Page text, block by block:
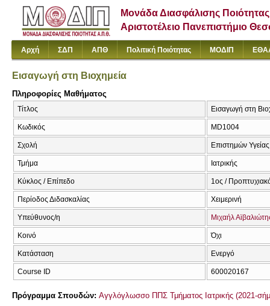
Μονάδα Διασφάλισης Ποιότητας
Αριστοτέλειο Πανεπιστήμιο
Αρχή ΣΔΠ ΑΠΘ Πολιτική Ποιότητας ΜΟΔΙΠ
Εισαγωγή στη Βιοχημεία
Πληροφορίες Μαθήματος
Τίτλος Εισαγωγή στη
Κωδικός MD1004
Σχολή Επιστημών Υγείας
Τμήμα Ιατρικής
Κύκλος / Επίπεδο 1ος /
Περίοδος Διδασκαλίας Χειμερινή
Υπεύθυνος/η Μιχαήλ
Κοινό Όχι
Κατάσταση Ενεργό
Course ID 600020167
Πρόγραμμα Σπουδών: Αγγλόγλωσσο ΠΠΣ Τμήματος Ιατρικής (2021-